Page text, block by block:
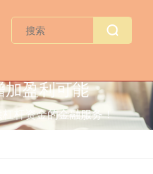
盈利可能
杆资金的金融服务！